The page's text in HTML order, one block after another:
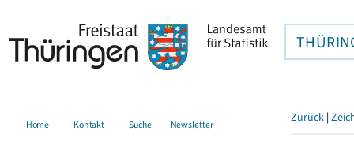
Home Kontakt Suche Newsletter Zurück |